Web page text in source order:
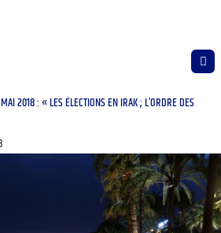
2018 : « LES ÉLECTIONS EN IRAK ; L’ORDRE DES